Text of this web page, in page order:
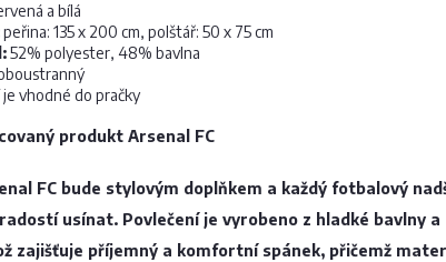
a bílá
peřina: 135 x 200 cm, polštář: 50 x 75 cm
52% polyester, 48% bavlna
vhodné do pračky
produkt Arsenal FC
FC bude stylovým doplňkem a každý fotbalový
usínat. Povlečení je vyrobeno z hladké bavlny a
zajišťuje příjemný a komfortní spánek, přičemž